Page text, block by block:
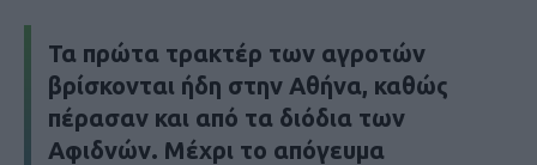
Τα πρώτα τρακτέρ των αγροτών
βρίσκονται ήδη στην Αθήνα, καθώς
πέρασαν και από τα διόδια των
Αφιδνών. Μέχρι το απόγευμα